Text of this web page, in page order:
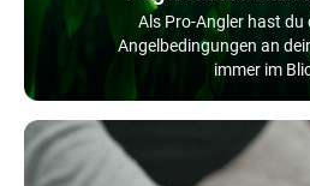
Als Pro-Angler hast du
Angelbedingungen an
immer im